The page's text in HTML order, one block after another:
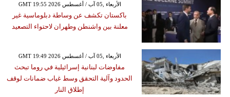
GMT 19:55 2026 الأربعاء ,05 آب / أغسطس
باكستان تكشف عن وساطة دبلوماسية غير
معلنة بين واشنطن وطهران لاحتواء التصعيد
GMT 19:49 2026 الأربعاء ,05 آب / أغسطس
مفاوضات لبنانية إسرائيلية في روما تبحث
الحدود وآلية التحقق وسط غياب ضمانات لوقف
إطلاق النار